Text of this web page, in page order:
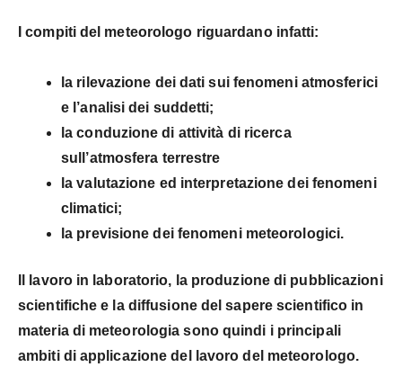
I compiti del meteorologo riguardano infatti:
la rilevazione dei dati sui fenomeni atmosferici
e l’analisi dei suddetti;
la conduzione di attività di ricerca
sull’atmosfera terrestre
lavalutazione ed interpretazione dei fenomeni
climatici;
la previsione dei fenomeni meteorologici.
Il lavoro in laboratorio, la produzione di pubblicazioni
scientifiche e la diffusione del sapere scientifico in
materia di meteorologia sono quindi i principali
ambiti di applicazione del lavoro del meteorologo.